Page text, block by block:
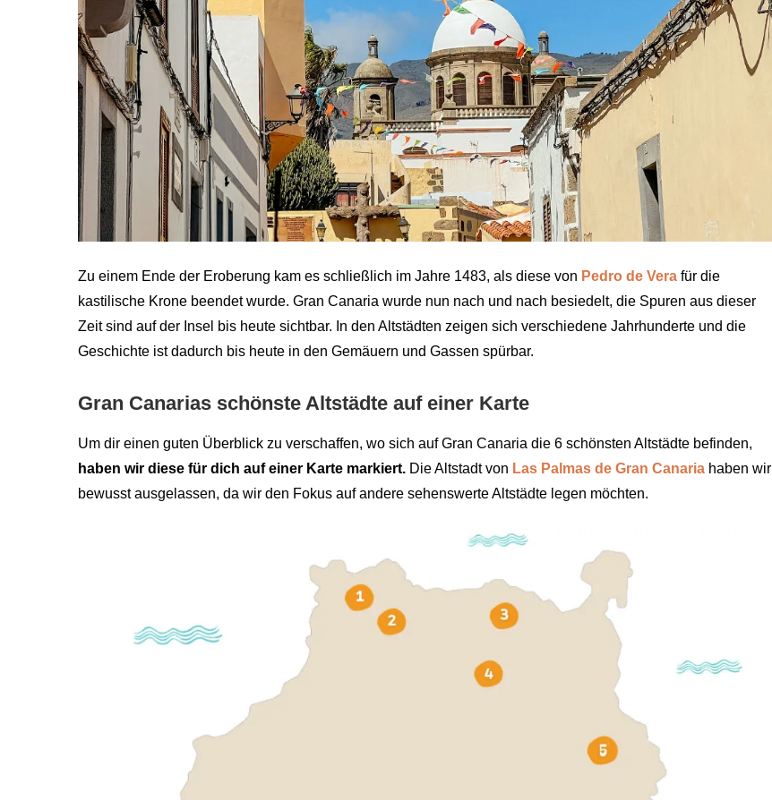
Zu einem Ende der Eroberung kam es schließlich im Jahre 1483, als diese von Pedro de Vera für die
kastilische Krone beendet wurde. Gran Canaria wurde nun nach und nach besiedelt, die Spuren aus dieser
Zeit sind auf der Insel bis heute sichtbar. In den Altstädten zeigen sich verschiedene Jahrhunderte und die
Geschichte ist dadurch bis heute in den Gemäuern und Gassen spürbar.
Gran Canarias schönste Altstädte auf einer Karte
Um dir einen guten Überblick zu verschaffen, wo sich auf Gran Canaria die 6 schönsten Altstädte befinden,
haben wir diese für dich auf einer Karte markiert. Die Altstadt von Las Palmas de Gran Canaria haben wir
bewusst ausgelassen, da wir den Fokus auf andere sehenswerte Altstädte legen möchten.